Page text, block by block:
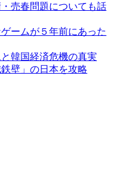
売春問題についても話
ームが５年前にあった
韓国経済危機の真実
壁」の日本を攻略